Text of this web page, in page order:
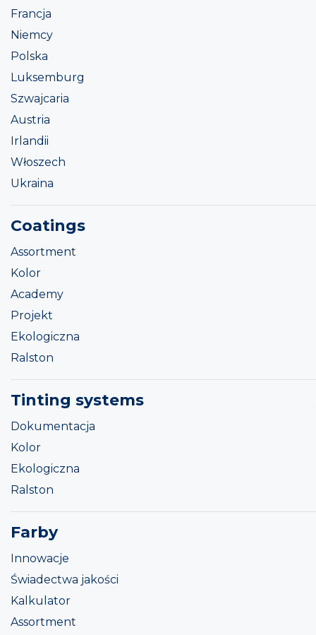
Francja
Niemcy
Polska
Luksemburg
Szwajcaria
Austria
Irlandii
Włoszech
Ukraina
Coatings
Assortment
Kolor
Academy
Projekt
Ekologiczna
Ralston
Tinting systems
Dokumentacja
Kolor
Ekologiczna
Ralston
Farby
Innowacje
Świadectwa jakości
Kalkulator
Assortment